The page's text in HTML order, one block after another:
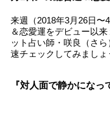
来週（2018年3月26日〜
＆恋愛運をデビュー以
ット占い師・咲良（さ
速チェックしてみましょ
『対人面で静かになっ